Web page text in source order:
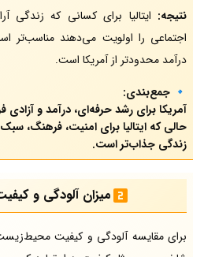
نتیجه: ایتالیا برای کسانی که
اجتماعی را اولویت می‌دهند
درآمد محدودتر از آمریکا است.
🔹 جمع‌بندی:
آمریکا برای رشد حرفه‌ای، درآمد و
حالی که ایتالیا برای امنیت، فرهنگ،
زندگی جذاب‌تر است.
میزان آلودگی و
برای مقایسه آلودگی و کیفیت